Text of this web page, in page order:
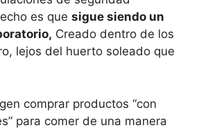
es que sigue siendo un
Creado dentro de los
lejos del huerto soleado que
comprar productos “con
para comer de una manera